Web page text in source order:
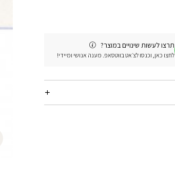
תרצו לעשות שינויים במוצר?
לחצו כאן, וכנסו לצ׳אט בווטסאפ. מענה אנושי ומיידי!